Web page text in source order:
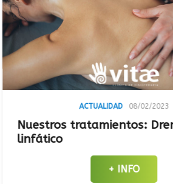
08/02/2023
tratamientos: Drenaje